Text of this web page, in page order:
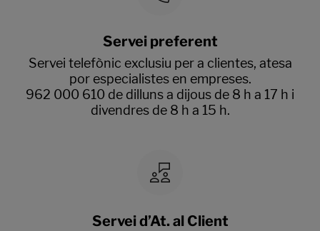
Servei preferent
Servei telefònic exclusiu per a clientes, atesa
por especialistes en empreses.
962 000 610 de dilluns a dijous de 8 h a 17 h i
divendres de 8 h a 15 h.
Servei d’At. al Client